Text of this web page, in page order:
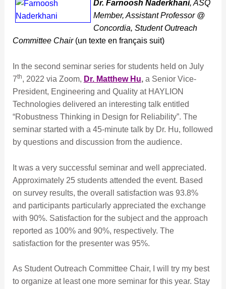
Dr. Farnoosh Naderkhani, ASQ
Member, Assistant Professor @
Concordia, Student Outreach
Committee Chair(un texte en français suit)
In the second seminar series for students held on July
7th, 2022 via Zoom, Dr. Matthew Hu, a Senior Vice-
President, Engineering and Quality at HAYLION
Technologies delivered an interesting talk entitled
“Robustness Thinking in Design for Reliability”. The
seminar started with a 45-minute talk by Dr. Hu, followed
by questions and discussion from the audience.
It was a very successful seminar and well appreciated.
Approximately 25 students attended the event. Based
on survey results, the overall satisfaction was 93.8%
and participants particularly appreciated the exchange
with 90%. Satisfaction for the subject and the approach
reported as 100% and 90%, respectively. The
satisfaction for the presenter was 95%.
As Student Outreach Committee Chair, I will try my best
to organize at least one more seminar for this year. Stay